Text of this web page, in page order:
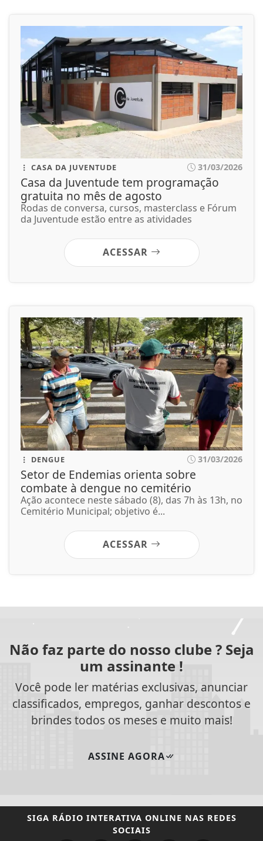
CASA DA JUVENTUDE 31/03/2026
Casa da Juventude tem programação
gratuita no mês de agosto
Rodas de conversa, cursos, masterclass e Fórum
da Juventude estão entre as atividades
ACESSAR
DENGUE 31/03/2026
Setor de Endemias orienta sobre
combate à dengue no cemitério
Ação acontece neste sábado (8), das 7h às 13h, no
Cemitério Municipal; objetivo é...
ACESSAR
Não faz parte do nosso clube ? Seja
um assinante !
Você pode ler matérias exclusivas, anunciar
classificados, empregos, ganhar descontos e
brindes todos os meses e muito mais!
ASSINE AGORA
SIGA RÁDIO INTERATIVA ONLINE NAS REDES
SOCIAIS